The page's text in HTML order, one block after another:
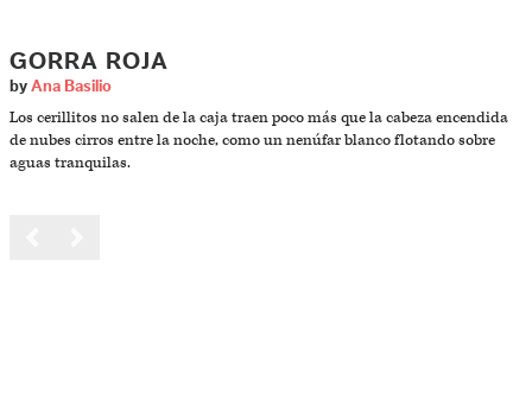
GORRA ROJA
by Ana Basilio
Los cerillitos no salen de la caja traen poco más que la cabeza encendida
de nubes cirros entre la noche, como un nenúfar blanco flotando sobre
aguas tranquilas.